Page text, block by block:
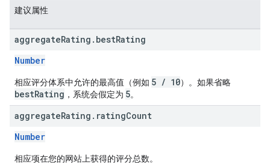
建议属性
aggregateRating . bestRating
Number
相应评分体系中允许的最高值（例如 5 / 10）。如果省略
bestRating ，系统会假定为 5。
aggregateRating . ratingCount
Number
相应项在您的网站上获得的评分总数。